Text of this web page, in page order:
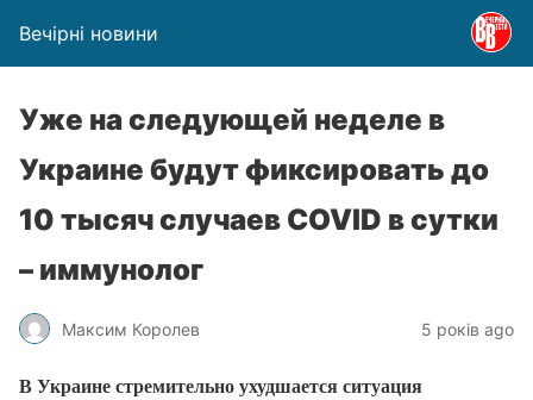
Вечірні новини
Уже на следующей неделе в
Украине будут фиксировать до
10 тысяч случаев COVID в сутки
– иммунолог
Максим Королев 5 років ago
В Украине стремительно ухудшается ситуация